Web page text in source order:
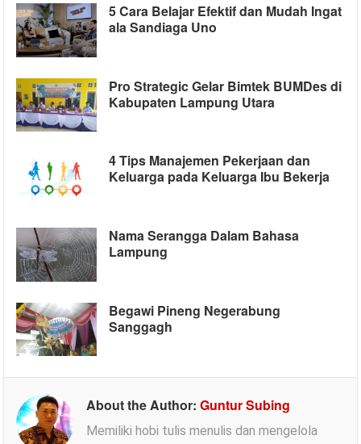
5 Cara Belajar Efektif dan Mudah Ingat
ala Sandiaga Uno
Pro Strategic Gelar Bimtek BUMDes di
Kabupaten Lampung Utara
4 Tips Manajemen Pekerjaan dan
Keluarga pada Keluarga Ibu Bekerja
Nama Serangga Dalam Bahasa
Lampung
Begawi Pineng Negerabung
Sanggagh
About the Author:Guntur Subing
Memiliki hobi tulis menulis dan mengelola